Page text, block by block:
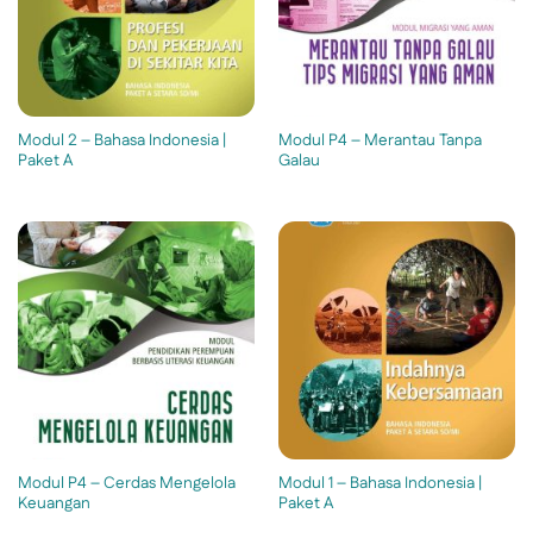
Modul 2 – Bahasa Indonesia |
Paket A
Modul P4 – Merantau Tanpa
Galau
Modul P4 – Cerdas Mengelola
Keuangan
Modul 1 – Bahasa Indonesia |
Paket A